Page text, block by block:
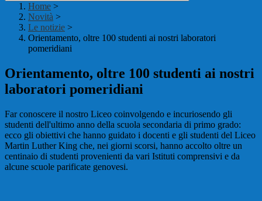
Home >
Novità >
Le notizie >
Orientamento, oltre 100 studenti ai nostri laboratori
pomeridiani
Orientamento, oltre 100 studenti ai nostri
laboratori pomeridiani
Far conoscere il nostro Liceo coinvolgendo e incuriosendo gli
studenti dell'ultimo anno della scuola secondaria di primo grado:
ecco gli obiettivi che hanno guidato i docenti e gli studenti del Liceo
Martin Luther King che, nei giorni scorsi, hanno accolto oltre un
centinaio di studenti provenienti da vari Istituti comprensivi e da
alcune scuole parificate genovesi.